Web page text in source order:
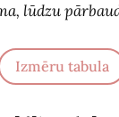
lūdzu
Izmēru tabula